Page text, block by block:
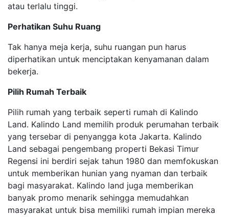
atau terlalu tinggi.
Perhatikan Suhu Ruang
Tak hanya meja kerja, suhu ruangan pun harus
diperhatikan untuk menciptakan kenyamanan dalam
bekerja.
Pilih Rumah Terbaik
Pilih rumah yang terbaik seperti rumah di Kalindo
Land. Kalindo Land memilih produk perumahan terbaik
yang tersebar di penyangga kota Jakarta. Kalindo
Land sebagai pengembang properti Bekasi Timur
Regensi ini berdiri sejak tahun 1980 dan memfokuskan
untuk memberikan hunian yang nyaman dan terbaik
bagi masyarakat. Kalindo land juga memberikan
banyak promo menarik sehingga memudahkan
masyarakat untuk bisa memiliki rumah impian mereka